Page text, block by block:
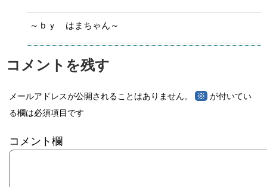
～ｂｙ はまちゃん～
コメントを残す
メールアドレスが公開されることはありません。 ※ が付いてい
る欄は必須項目です
コメント欄